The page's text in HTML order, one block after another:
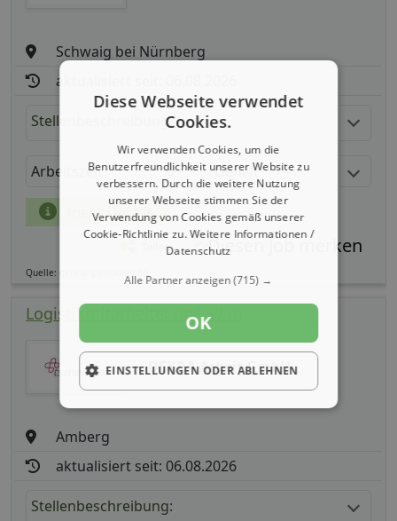
Schwaig bei Nürnberg
aktualisiert seit: 06.08.2026
Stellenbeschreibung:
Arbeitszeit Gehalt
mehr Details
Teilen
Quelle: germanpersonnel.de
Logistikmitarbeiter (m/ w/ d)
DEKRA Arbeit GmbH
Amberg
aktualisiert seit: 06.08.2026
Stellenbeschreibung:
Diese Webseite verwendet
Cookies.
Wir verwenden Cookies, um die
Benutzerfreundlichkeit unserer Website zu
verbessern. Durch die weitere Nutzung
unserer Webseite stimmen Sie der
Verwendung von Cookies gemäß unserer
Cookie-Richtlinie zu.Weitere Informationen /
Datenschutz
Alle Partner anzeigen(715) →
OK
EINSTELLUNGEN ODER ABLEHNEN